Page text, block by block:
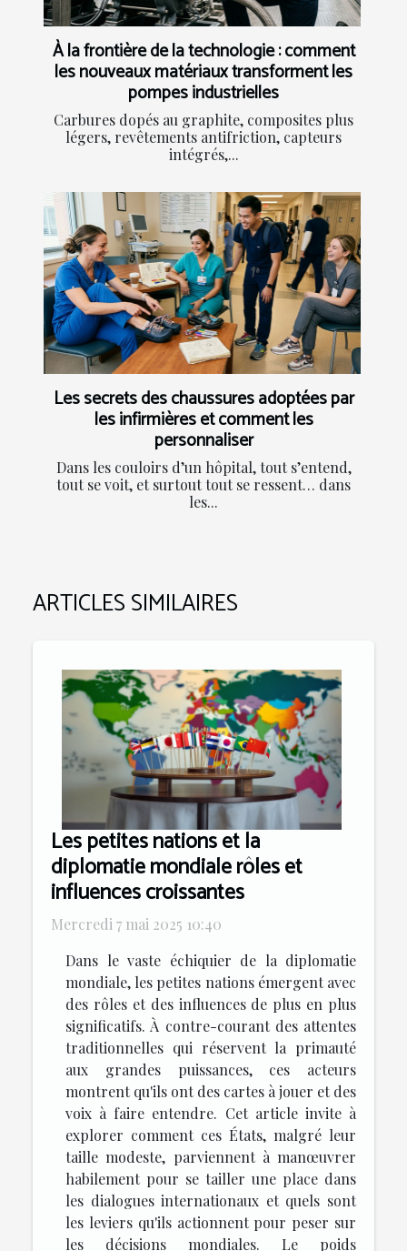
À la frontière de la technologie : comment
les nouveaux matériaux transforment les
pompes industrielles
Carbures dopés au graphite, composites plus
légers, revêtements antifriction, capteurs
intégrés,...
Les secrets des chaussures adoptées par
les infirmières et comment les
personnaliser
Dans les couloirs d’un hôpital, tout s’entend,
tout se voit, et surtout tout se ressent… dans
les...
ARTICLES SIMILAIRES
Les petites nations et la
diplomatie mondiale rôles et
influences croissantes
Mercredi 7 mai 2025 10:40
Dans le vaste échiquier de la diplomatie
mondiale, les petites nations émergent avec
des rôles et des influences de plus en plus
significatifs. À contre-courant des attentes
traditionnelles qui réservent la primauté
aux grandes puissances, ces acteurs
montrent qu'ils ont des cartes à jouer et des
voix à faire entendre. Cet article invite à
explorer comment ces États, malgré leur
taille modeste, parviennent à manœuvrer
habilement pour se tailler une place dans
les dialogues internationaux et quels sont
les leviers qu'ils actionnent pour peser sur
les décisions mondiales. Le poids